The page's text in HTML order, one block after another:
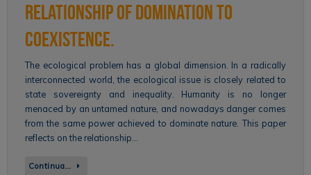
Relationship of Domination to
Coexistence.
The ecological problem has a global dimension. In a radically
interconnected world, the ecological issue is closely related to
state sovereignty and inequality. Humanity is no longer
menaced by an untamed nature, and nowadays danger comes
from the same power achieved to dominate nature. This paper
reflects on the relationship…
Continua…